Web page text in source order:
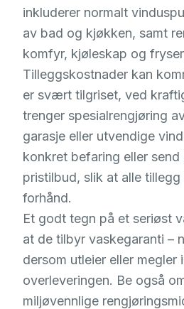
inkluderer normalt
av bad og kjøkken, samt
komfyr, kjøleskap og
Tilleggskostnader kan
er svært tilgriset, ved
trenger spesialrengjøring
garasje eller utvendige
konkret befaring eller
pristilbud, slik at alle
forhånd.
Et godt tegn på et seriøst
at de tilbyr vaskegaranti –
dersom utleier eller megler
overleveringen. Be også
miljøvennlige